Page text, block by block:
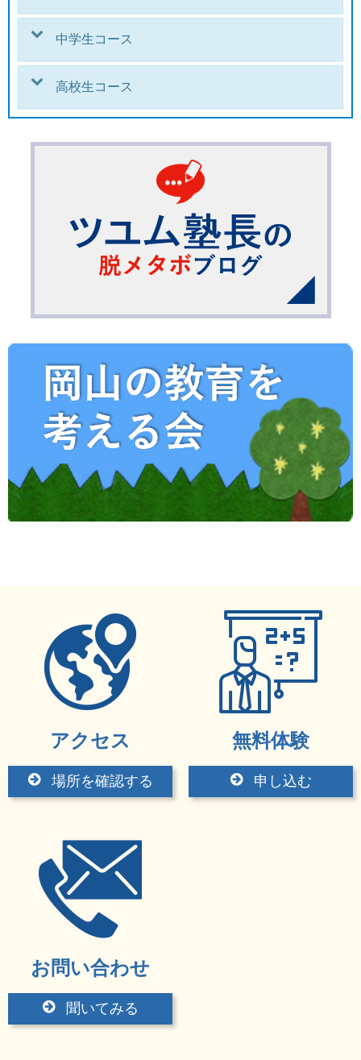
中学生コース
高校生コース
アクセス
場所を確認する
無料体験
申し込む
お問い合わせ
聞いてみる